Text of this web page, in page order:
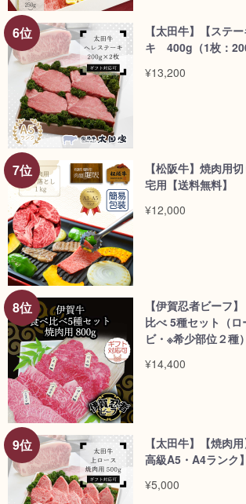
【太田牛】【ステ
キ 400g（1枚：
¥13,200
【松阪牛】焼肉用
宅用【送料無料】
¥12,000
【伊賀忍者ビーフ
比べ 5種セット（
ビ・※希少部位２種
¥14,400
【太田牛】【焼肉
高級A5・A4ランク】
¥5,000